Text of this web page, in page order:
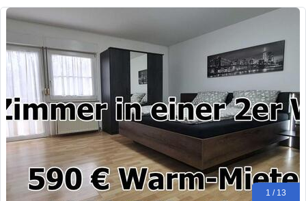
1 / 13